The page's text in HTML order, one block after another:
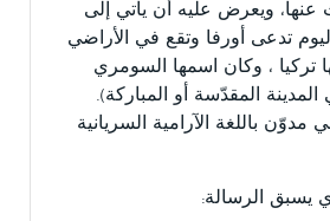
عنها، ويعرض عليه أن يأتي إلى
تدعى أورفا وتقع في الأراضي
تركيا ، وكان اسمها السومري
المقدّسة أو المباركة).
باللغة الآرامية السريانية
يسبق الرسالة: